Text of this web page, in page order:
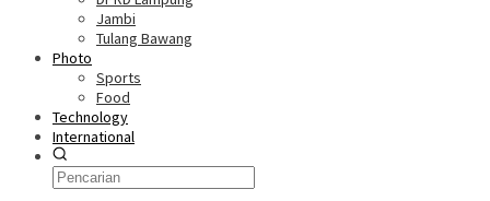
Jambi
Tulang Bawang
Photo
Sports
Food
Technology
International